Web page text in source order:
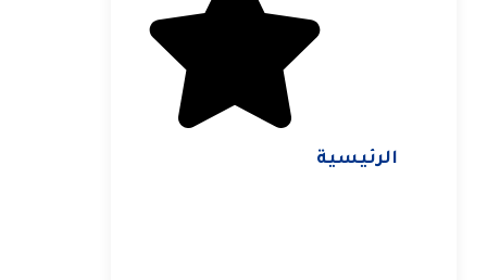
الرئيسية